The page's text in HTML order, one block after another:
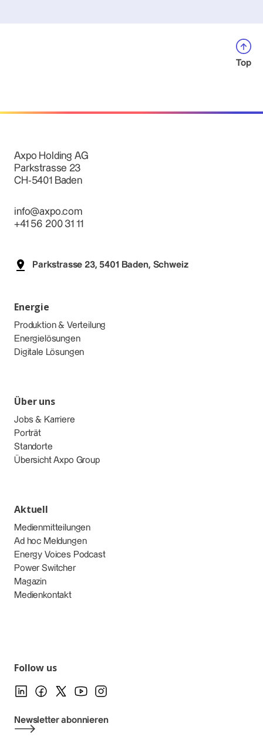
Top
Axpo Holding AG
Parkstrasse 23
CH-5401 Baden
info@axpo.com
+41 56 200 31 11
Parkstrasse 23, 5401 Baden, Schweiz
Energie
Produktion & Verteilung
Energielösungen
Digitale Lösungen
Über uns
Jobs & Karriere
Porträt
Standorte
Übersicht Axpo Group
Aktuell
Medienmitteilungen
Ad hoc Meldungen
Energy Voices Podcast
Power Switcher
Magazin
Medienkontakt
Follow us
Newsletter abonnieren